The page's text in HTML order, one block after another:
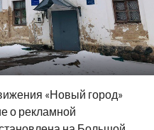
«Новый город»
о рекламной